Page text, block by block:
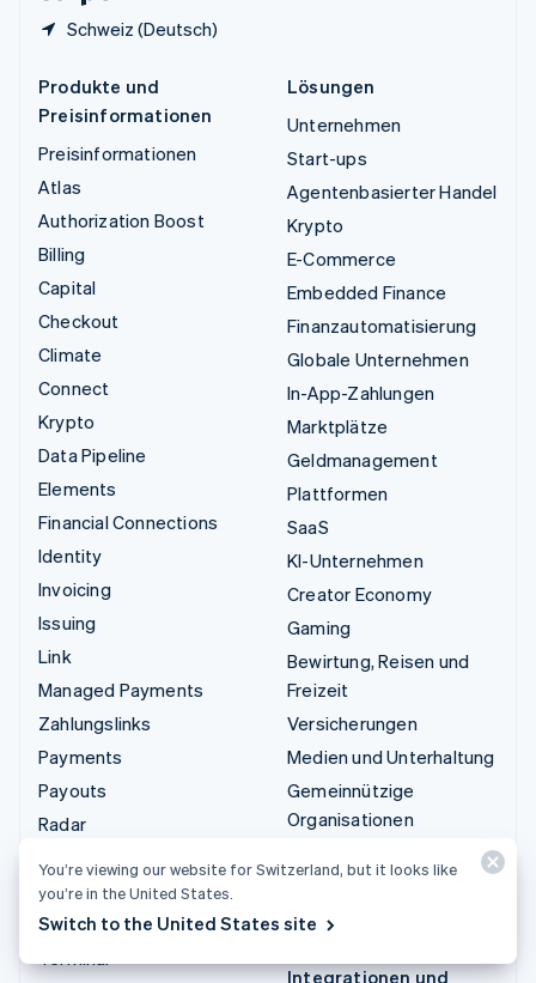
Schweiz (Deutsch)
Produkte und
Preisinformationen
Preisinformationen
Atlas
Authorization Boost
Billing
Capital
Checkout
Climate
Connect
Krypto
Data Pipeline
Elements
Financial Connections
Identity
Invoicing
Issuing
Link
Managed Payments
Zahlungslinks
Payments
Payouts
Radar
Stripe Sigma
Tax
Lösungen
Unternehmen
Start-ups
Agentenbasierter Handel
Krypto
E-Commerce
Embedded Finance
Finanzautomatisierung
Globale Unternehmen
In-App-Zahlungen
Marktplätze
Geldmanagement
Plattformen
SaaS
KI-Unternehmen
Creator Economy
Gaming
Bewirtung, Reisen und
Freizeit
Versicherungen
Medien und Unterhaltung
Gemeinnützige
Organisationen
Öffentlicher Sektor
Einzelhandel
Integrationen und
You’re viewing our website for Switzerland, but it looks like
you’re in the United States.
Switch to the United States site